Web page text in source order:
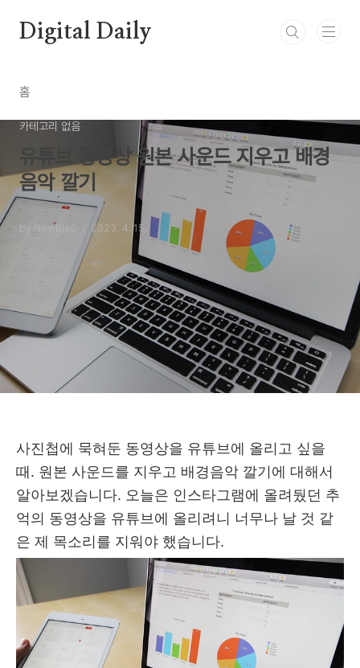
Digital Daily
홈
카테고리 없음
유튜브 동영상 원본 사운드 지우고 배경
음악 깔기
by Newbie0 2023. 4. 15.
사진첩에 묵혀둔 동영상을 유튜브에 올리고 싶을
때. 원본 사운드를 지우고 배경음악 깔기에 대해서
알아보겠습니다. 오늘은 인스타그램에 올려뒀던 추
억의 동영상을 유튜브에 올리려니 너무나 날 것 같
은 제 목소리를 지워야 했습니다.